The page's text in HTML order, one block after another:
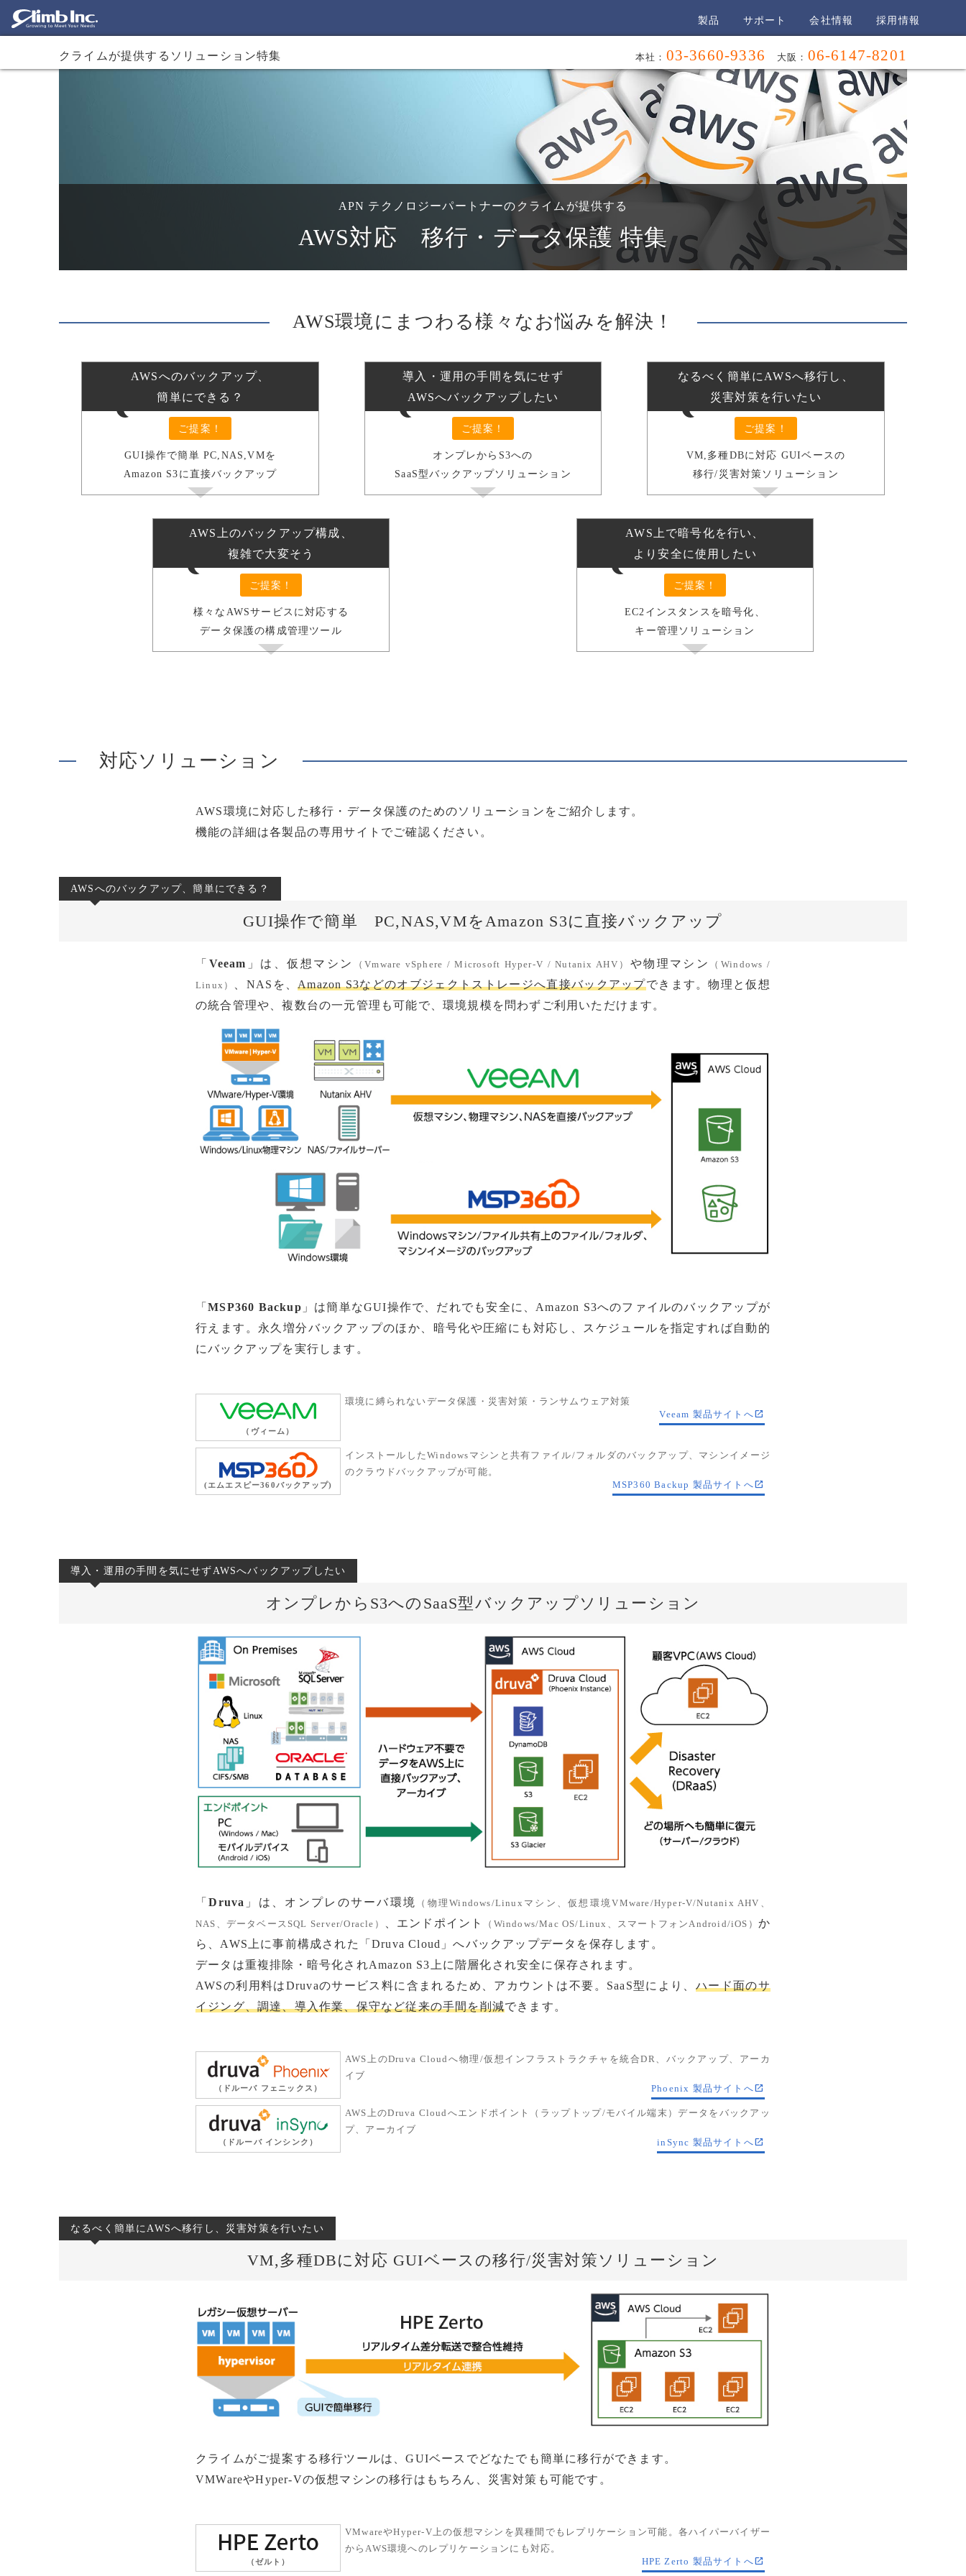
製品 サポート 会社情報 採用情報
クライムが提供するソリューション特集 本社： 03-3660-9336 大阪： 06-6147-8201
APN テクノロジーパートナーのクライムが提供する
AWS対応 移行・データ保護 特集
AWS環境にまつわる様々なお悩みを解決！
AWSへのバックアップ、
簡単にできる？
ご提案！
GUI操作で簡単 PC,NAS,VMを
Amazon S3に直接バックアップ
導入・運用の手間を気にせず
AWSへバックアップしたい
ご提案！
オンプレからS3への
SaaS型バックアップソリューション
なるべく簡単にAWSへ移行し、
災害対策を行いたい
ご提案！
VM,多種DBに対応 GUIベースの
移行/災害対策ソリューション
AWS上のバックアップ構成、
複雑で大変そう
ご提案！
様々なAWSサービスに対応する
データ保護の構成管理ツール
AWS上で暗号化を行い、
より安全に使用したい
ご提案！
EC2インスタンスを暗号化、
キー管理ソリューション
対応ソリューション
AWS環境に対応した移行・データ保護のためのソリューションをご紹介します。
機能の詳細は各製品の専用サイトでご確認ください。
AWSへのバックアップ、簡単にできる？
GUI操作で簡単 PC,NAS,VMをAmazon S3に直接バックアップ
「 Veeam 」は、仮想マシン （Vmware vSphere / Microsoft Hyper-V / Nutanix AHV） や物理マシン （Windows /
Linux） 、NASを、Amazon S3などのオブジェクトストレージへ直接バックアップできます。物理と仮想
の統合管理や、複数台の一元管理も可能で、環境規模を問わずご利用いただけます。
「MSP360 Backup 」は簡単なGUI操作で、だれでも安全に、Amazon S3へのファイルのバックアップが
行えます。永久増分バックアップのほか、暗号化や圧縮にも対応し、スケジュールを指定すれば自動的
にバックアップを実行します。
（ヴィーム）
環境に縛られないデータ保護・災害対策・ランサムウェア対策
Veeam 製品サイトへ
(エムエスピー360バックアップ)
インストールしたWindowsマシンと共有ファイル/フォルダのバックアップ、マシンイメージ
のクラウドバックアップが可能。
MSP360 Backup 製品サイトへ
導入・運用の手間を気にせずAWSへバックアップしたい
オンプレからS3へのSaaS型バックアップソリューション
「Druva 」は、オンプレのサーバ環境 （物理Windows/Linuxマシン、仮想環境VMware/Hyper-V/Nutanix AHV、
NAS、データベースSQL Server/Oracle） 、エンドポイント （Windows/Mac OS/Linux、スマートフォンAndroid/iOS） か
ら、AWS上に事前構成された「Druva Cloud」へバックアップデータを保存します。
データは重複排除・暗号化されAmazon S3上に階層化され安全に保存されます。
AWSの利用料はDruvaのサービス料に含まれるため、アカウントは不要。SaaS型により、 ハード面のサ
イジング、調達、導入作業、保守など従来の手間を削減できます。
（ドルーバ フェニックス）
AWS上のDruva Cloudへ物理/仮想インフラストラクチャを統合DR、バックアップ、アーカ
イブ
Phoenix 製品サイトへ
（ドルーバ インシンク）
AWS上のDruva Cloudへエンドポイント（ラップトップ/モバイル端末）データをバックアッ
プ、アーカイブ
inSync 製品サイトへ
なるべく簡単にAWSへ移行し、災害対策を行いたい
VM,多種DBに対応 GUIベースの移行/災害対策ソリューション
クライムがご提案する移行ツールは、GUIベースでどなたでも簡単に移行ができます。
VMWareやHyper-Vの仮想マシンの移行はもちろん、災害対策も可能です。
（ゼルト）
VMwareやHyper-V上の仮想マシンを異種間でもレプリケーション可能。各ハイパーバイザー
からAWS環境へのレプリケーションにも対応。
HPE Zerto 製品サイトへ